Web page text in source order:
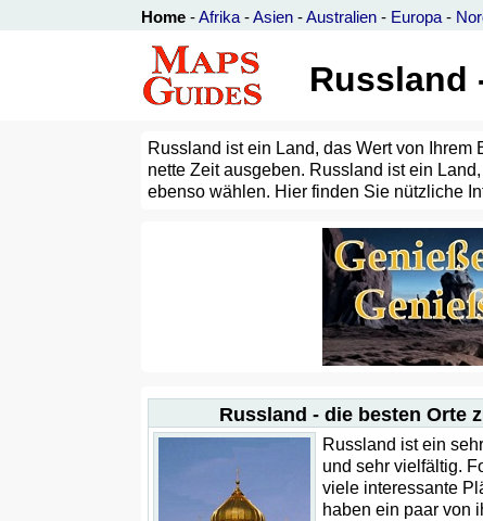
Home -Afrika -Asien -Australien - Europa -
Russland
Russland ist ein Land, das Wert von
nette Zeit ausgeben. Russland ist ein
ebenso wählen. Hier finden Sie nützliche
Russland - die besten Orte
Russland ist ein
und sehr vielfältig.
viele interessante
haben ein paar von